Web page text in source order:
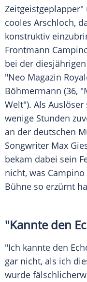
Zeitgeistgeplapper"
cooles Arschloch,
konstruktiv
Frontmann
bei der
"Neo Magazin
Böhmermann (36,
Welt"). Als
wenige Stunden
an der deutschen
Songwriter Max
bekam dabei sein
nicht, was Campino
Bühne so erzürnt
"Kannte den
"Ich kannte den
gar nicht, als ich
wurde